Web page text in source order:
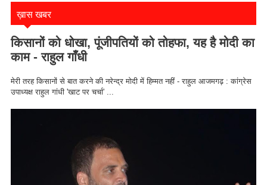
ख़ास खबर
किसानों को धोखा, पूंजीपतियों को तोहफा, यह है मोदी का
काम - राहुल गाँधी
मेरी तरह किसानों से बात करने की नरेन्द्र मोदी में हिम्मत नहीं - राहुल आजमगढ़ : कांग्रेस
उपाध्यक्ष राहुल गांधी 'खाट पर चर्चा' ...